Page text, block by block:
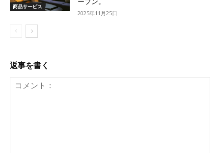
商品サービス
2025年11月25日
返事を書く